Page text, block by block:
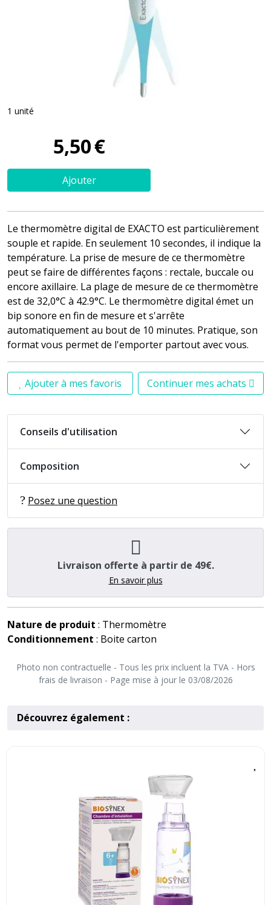
1 unité
5,50€
Ajouter
Le thermomètre digital de EXACTO est particulièrement
souple et rapide. En seulement 10 secondes, il indique la
température. La prise de mesure de ce thermomètre
peut se faire de différentes façons : rectale, buccale ou
encore axillaire. La plage de mesure de ce thermomètre
est de 32,0°C à 42.9°C. Le thermomètre digital émet un
bip sonore en fin de mesure et s'arrête
automatiquement au bout de 10 minutes. Pratique, son
format vous permet de l'emporter partout avec vous.
Ajouter à mes favoris Continuer mes achats
Conseils d'utilisation
Composition
Posez une question
Livraison offerte à partir de 49€.
En savoir plus
Nature de produit : Thermomètre
Conditionnement : Boite carton
Photo non contractuelle - Tous les prix incluent la TVA - Hors
frais de livraison - Page mise à jour le 03/08/2026
Découvrez également :